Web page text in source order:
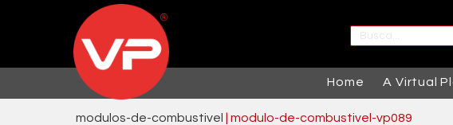
Home A Virtual
modulos-de-combustivel | modulo-de-combustivel-vp089